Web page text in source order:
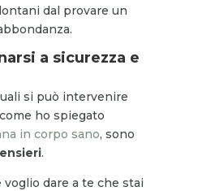
dal provare un
a sicurezza e
si può intervenire
ho spiegato
in corpo sano, sono
.
dare a te che stai